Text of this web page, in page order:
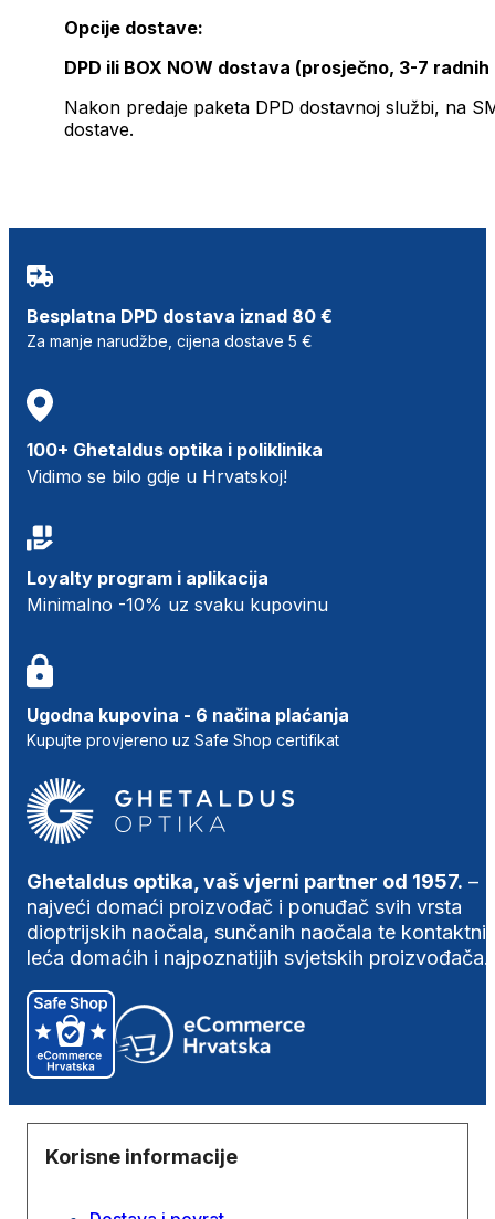
Opcije dostave:
DPD ili BOX NOW dostava (prosječno, 3-7 radnih
Nakon predaje paketa DPD dostavnoj službi, na
dostave.
Besplatna DPD dostava iznad 80 €
Za manje narudžbe, cijena dostave 5 €
100+ Ghetaldus optika i poliklinika
Vidimo se bilo gdje u Hrvatskoj!
Loyalty program i aplikacija
Minimalno -10% uz svaku kupovinu
Ugodna kupovina - 6 načina plaćanja
Kupujte provjereno uz Safe Shop certifikat
Ghetaldus optika, vaš vjerni partner od 1957. –
najveći domaći proizvođač i ponuđač svih vrsta
dioptrijskih naočala, sunčanih naočala te
leća domaćih i najpoznatijih svjetskih proizvođača.
Korisne informacije